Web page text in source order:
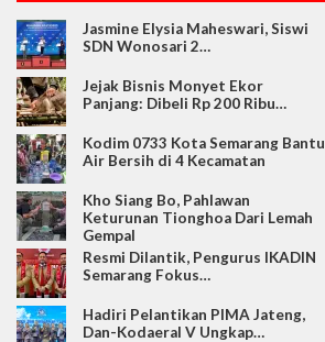
Jasmine Elysia Maheswari, Siswi
SDN Wonosari 2…
Jejak Bisnis Monyet Ekor
Panjang: Dibeli Rp 200 Ribu…
Kodim 0733 Kota Semarang Bantu
Air Bersih di 4 Kecamatan
Kho Siang Bo, Pahlawan
Keturunan Tionghoa Dari Lemah
Gempal
Resmi Dilantik, Pengurus IKADIN
Semarang Fokus…
Hadiri Pelantikan PIMA Jateng,
Dan-Kodaeral V Ungkap…